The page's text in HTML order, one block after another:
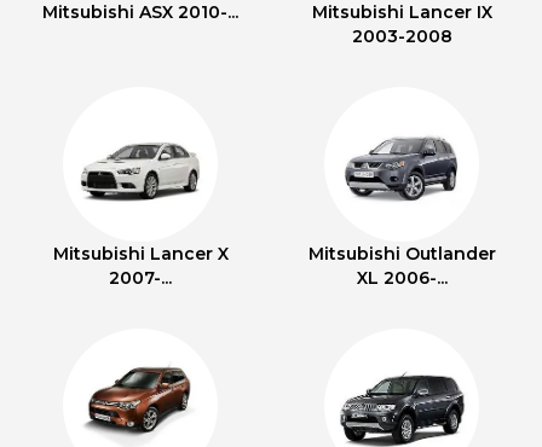
Mitsubishi ASX 2010-...
Mitsubishi Lancer IX
2003-2008
Mitsubishi Lancer X
2007-...
Mitsubishi Outlander
XL 2006-...